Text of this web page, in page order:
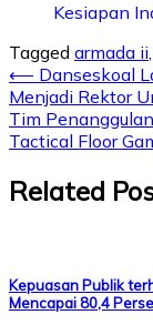
Kesiapan
Tagged armada ii,
⟵ Danseskoal
Menjadi Rektor
Tim
Tactical Floor
Related
Kepuasan Publik
Mencapai 80,4